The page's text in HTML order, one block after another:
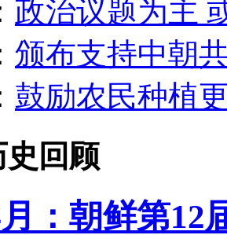
政治议题为主
颁布支持中朝
鼓励农民种植
史回顾
：朝鲜第12